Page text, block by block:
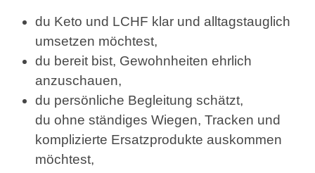
du Keto und LCHF klar und alltagstauglich
umsetzen möchtest,
du bereit bist, Gewohnheiten ehrlich
anzuschauen,
du persönliche Begleitung schätzt,
du ohne ständiges Wiegen, Tracken und
komplizierte Ersatzprodukte auskommen
möchtest,